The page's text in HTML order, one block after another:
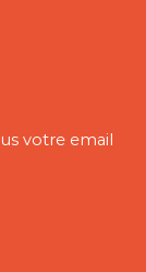
votre email